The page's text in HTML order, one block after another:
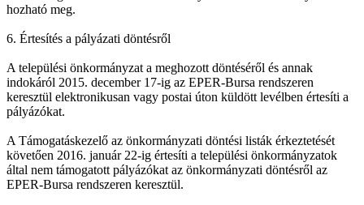
hozható meg.
6. Értesítés a pályázati döntésről
A települési önkormányzat a meghozott döntéséről és annak
indokáról 2015. december 17-ig az EPER-Bursa rendszeren
keresztül elektronikusan vagy postai úton küldött levélben értesíti a
pályázókat.
A Támogatáskezelő az önkormányzati döntési listák érkeztetését
követően 2016. január 22-ig értesíti a települési önkormányzatok
által nem támogatott pályázókat az önkormányzati döntésről az
EPER-Bursa rendszeren keresztül.